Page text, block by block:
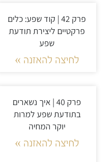
פרק 42 | קוד שפע: כלים
פרקטיים ליצירת תודעת
שפע
לחיצה להאזנה »
פרק 40 | איך נשארים
בתודעת שפע למרות
יוקר המחיה
לחיצה להאזנה »